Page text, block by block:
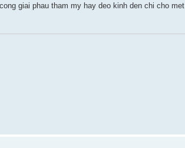
giai phau tham my hay deo kinh den chi cho met